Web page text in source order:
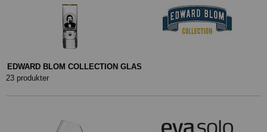
EDWARD BLOM COLLECTION GLAS
23 produkter